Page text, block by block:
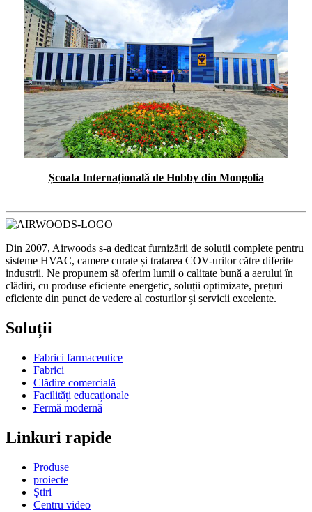
Școala Internațională de Hobby din Mongolia
Din 2007, Airwoods s-a dedicat furnizării de soluții complete pentru
sisteme HVAC, camere curate și tratarea COV-urilor către diferite
industrii. Ne propunem să oferim lumii o calitate bună a aerului în
clădiri, cu produse eficiente energetic, soluții optimizate, prețuri
eficiente din punct de vedere al costurilor și servicii excelente.
Soluții
Fabrici farmaceutice
Fabrici
Clădire comercială
Facilități educaționale
Fermă modernă
Linkuri rapide
Produse
proiecte
Ştiri
Centru video